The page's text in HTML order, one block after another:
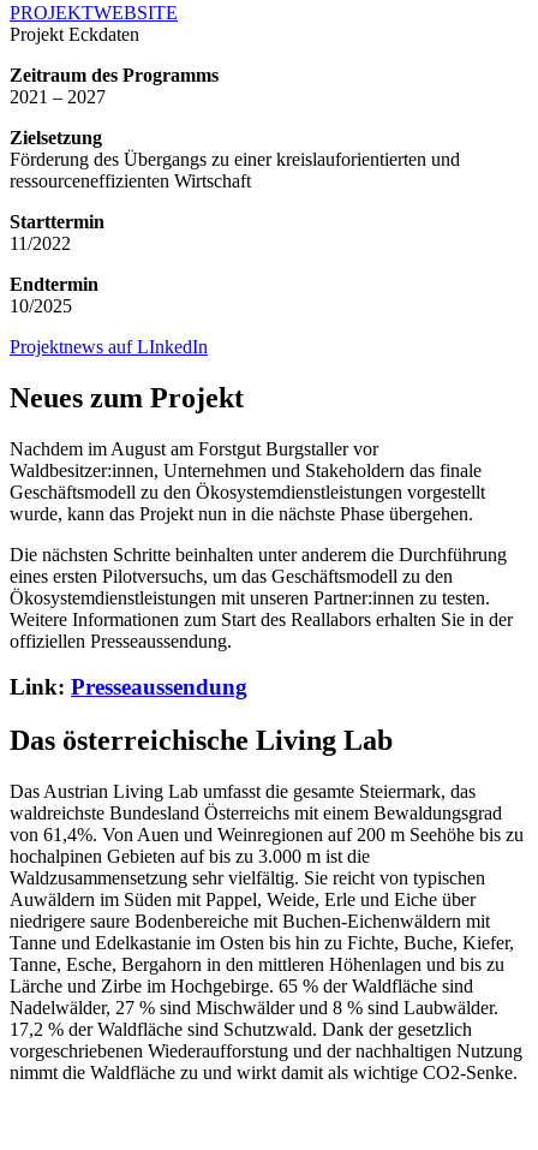
PROJEKTWEBSITE
Projekt Eckdaten
Zeitraum des Programms
2021 – 2027
Zielsetzung
Förderung des Übergangs zu einer kreislauforientierten und
ressourceneffizienten Wirtschaft
Starttermin
11/2022
Endtermin
10/2025
Projektnews auf LInkedIn
Neues zum Projekt
Nachdem im August am Forstgut Burgstaller vor
Waldbesitzer:innen, Unternehmen und Stakeholdern das finale
Geschäftsmodell zu den Ökosystemdienstleistungen vorgestellt
wurde, kann das Projekt nun in die nächste Phase übergehen.
Die nächsten Schritte beinhalten unter anderem die Durchführung
eines ersten Pilotversuchs, um das Geschäftsmodell zu den
Ökosystemdienstleistungen mit unseren Partner:innen zu testen.
Weitere Informationen zum Start des Reallabors erhalten Sie in der
offiziellen Presseaussendung.
Link: Presseaussendung
Das österreichische Living Lab
Das Austrian Living Lab umfasst die gesamte Steiermark, das
waldreichste Bundesland Österreichs mit einem Bewaldungsgrad
von 61,4%. Von Auen und Weinregionen auf 200 m Seehöhe bis zu
hochalpinen Gebieten auf bis zu 3.000 m ist die
Waldzusammensetzung sehr vielfältig. Sie reicht von typischen
Auwäldern im Süden mit Pappel, Weide, Erle und Eiche über
niedrigere saure Bodenbereiche mit Buchen-Eichenwäldern mit
Tanne und Edelkastanie im Osten bis hin zu Fichte, Buche, Kiefer,
Tanne, Esche, Bergahorn in den mittleren Höhenlagen und bis zu
Lärche und Zirbe im Hochgebirge. 65 % der Waldfläche sind
Nadelwälder, 27 % sind Mischwälder und 8 % sind Laubwälder.
17,2 % der Waldfläche sind Schutzwald. Dank der gesetzlich
vorgeschriebenen Wiederaufforstung und der nachhaltigen Nutzung
nimmt die Waldfläche zu und wirkt damit als wichtige CO2-Senke.